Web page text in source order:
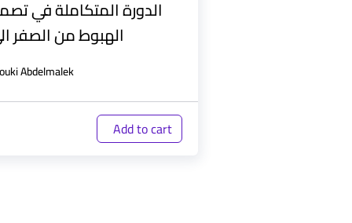
الدورة المتكاملة في
الهبوط من الصفر
Abdelmalek
Add to cart